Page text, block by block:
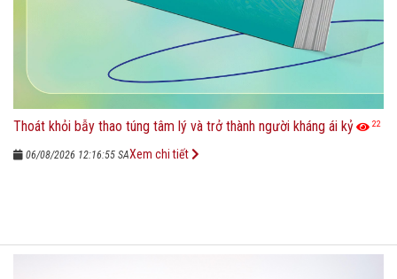
Thoát khỏi bẫy thao túng tâm lý và trở thành người kháng ái kỷ 22
06/08/2026 12:16:55 SAXem chi tiết